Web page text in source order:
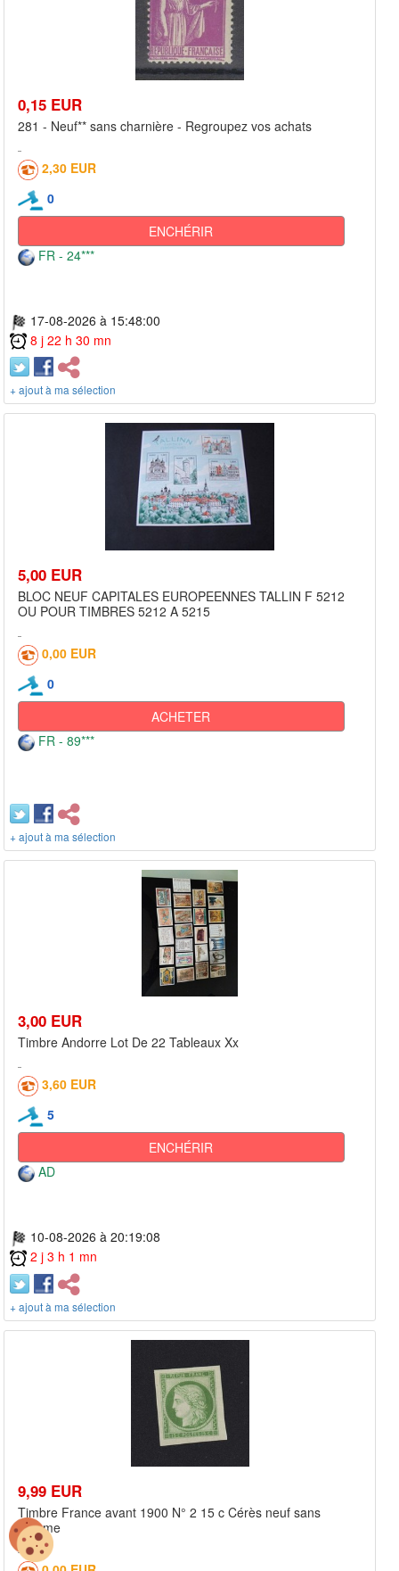
0,15 EUR
281 - Neuf** sans charnière - Regroupez vos achats
2,30 EUR
0
ENCHÉRIR
FR - 24***
17-08-2026 à 15:48:00
8 j 22 h 30 mn
+ ajout à ma sélection
5,00 EUR
BLOC NEUF CAPITALES EUROPEENNES TALLIN F 5212
OU POUR TIMBRES 5212 A 5215
0,00 EUR
0
ACHETER
FR - 89***
+ ajout à ma sélection
3,00 EUR
Timbre Andorre Lot De 22 Tableaux Xx
3,60 EUR
5
ENCHÉRIR
AD
10-08-2026 à 20:19:08
2 j 3 h 1 mn
+ ajout à ma sélection
9,99 EUR
Timbre France avant 1900 N° 2 15 c Cérès neuf sans
gomme